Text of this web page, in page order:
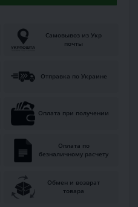
Самовывоз из Укр
почты
Отправка по Украине
Оплата при получении
Оплата по
безналичному расчету
Обмен и возврат
товара